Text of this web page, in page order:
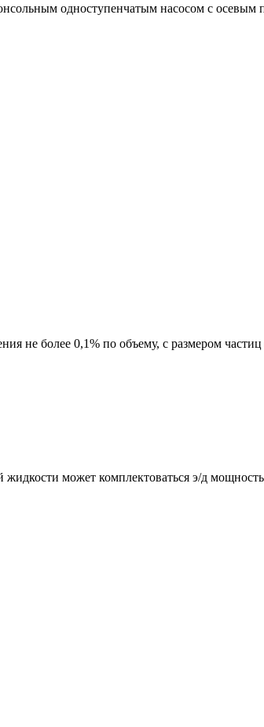
одноступенчатым насосом с
не более 0,1% по объему, с размером
может комплектоваться э/д